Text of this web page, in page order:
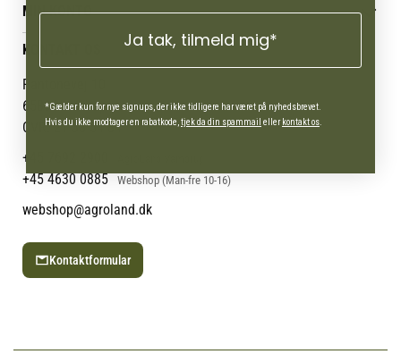
Følg din bestilling
Persondatapolitik
Cookies
Returportal
Job
Mærker
Om os
Om Vestjyllands Andel
Blog
Ofte stillede spørgsmål
MIN KONTO
Administrer min konto
Min Konto
KONTAKT OS
Pantonevej 10
6580 Vamdrup
CVR: 21 38 54 84
+45 7692 2900
+45 4630 0885 Webshop (Man-fre 10-16)
webshop@agroland.dk
Kontaktformular
Ja tak, tilmeld mig*
*Gælder kun for nye signups, der ikke tidligere har været på nyhedsbrevet.
Hvis du ikke modtager en rabatkode, tjek da din spammail ellerkontakt os